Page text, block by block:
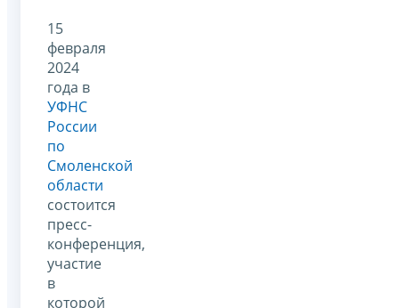
15
февраля
2024
года в
УФНС
России
по
Смоленской
области
состоится
пресс-
конференция,
участие
в
которой